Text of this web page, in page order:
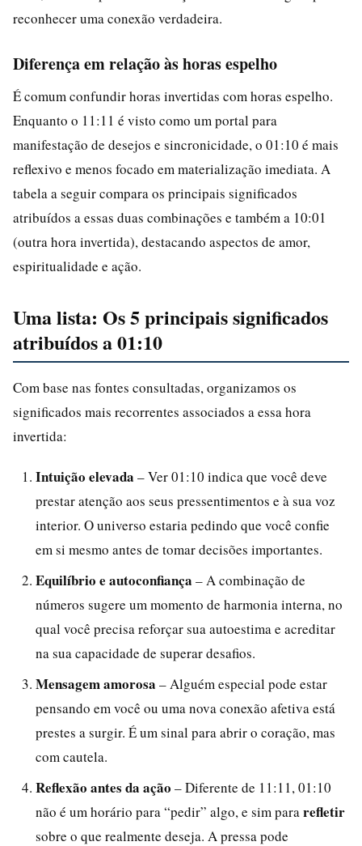
reconhecer uma conexão verdadeira.
Diferença em relação às horas espelho
É comum confundir horas invertidas com horas espelho.
Enquanto o 11:11 é visto como um portal para
manifestação de desejos e sincronicidade, o 01:10 é mais
reflexivo e menos focado em materialização imediata. A
tabela a seguir compara os principais significados
atribuídos a essas duas combinações e também a 10:01
(outra hora invertida), destacando aspectos de amor,
espiritualidade e ação.
Uma lista: Os 5 principais significados
atribuídos a 01:10
Com base nas fontes consultadas, organizamos os
significados mais recorrentes associados a essa hora
invertida:
Intuição elevada – Ver 01:10 indica que você deve
prestar atenção aos seus pressentimentos e à sua voz
interior. O universo estaria pedindo que você confie
em si mesmo antes de tomar decisões importantes.
Equilíbrio e autoconfiança – A combinação de
números sugere um momento de harmonia interna, no
qual você precisa reforçar sua autoestima e acreditar
na sua capacidade de superar desafios.
Mensagem amorosa – Alguém especial pode estar
pensando em você ou uma nova conexão afetiva está
prestes a surgir. É um sinal para abrir o coração, mas
com cautela.
Reflexão antes da ação – Diferente de 11:11, 01:10
não é um horário para “pedir” algo, e sim para refletir
sobre o que realmente deseja. A pressa pode